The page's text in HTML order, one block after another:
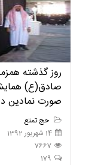
روز گذشته
صادق(ع)
صورت نمادین
حج تمتع
14 شهریور 1392
7667
179